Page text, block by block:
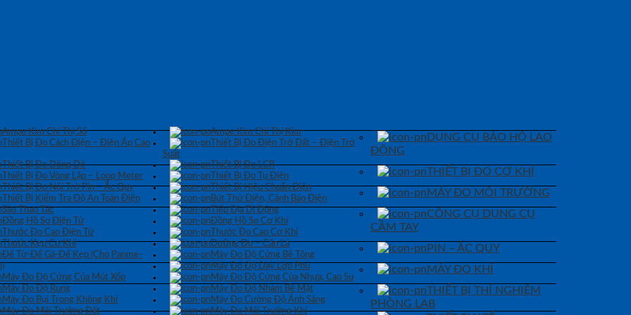
Ampe Kìm Chỉ Thị Số
Ampe Kìm Chỉ Thị Kim
Thiết Bị Đo Cách Điện – Điện Áp Cao
Thiết Bị Đo Điện Trở Đất – Điện Trở
Suất
Thiết Bị Đo Dòng Dò
Thiết Bị Đo LCR
Thiết Bị Đo Vòng Lặp – Loop Meter
Thiết Bị Đo Tụ Điện
Thiết Bị Đo Nội Trở Pin – Ắc Quy
Thiết Bị Hiệu Chuẩn Điện
Thiết Bị Kiểm Tra Độ An Toàn Điện
DỤNG CỤ BẢO HỘ LAO
ĐỘNG
Bút Thử Điện, Cảnh Báo Điện
Sào Thao Tác
Tiếp Địa Di Động
THIẾT BỊ ĐO CƠ KHÍ
Đồng Hồ So Điện Tử
Đồng Hồ So Cơ Khí
Thước Đo Cao Điện Tử
Thước Đo Cao Cơ Khí
Thước Kẹp Cơ Khí
Dưỡng Đo – Căn Lá
Đế Từ-Đế Gá-Đế Kẹp (Cho Panme-
Máy Đo Độ Cứng Bê Tông
Máy Đo Độ Dày Lớp Phủ
Máy Đo Độ Cứng Của Mút Xốp
Máy Đo Độ Cứng Của Nhựa, Cao Su
Máy Đo Độ Rung Máy Đo Độ Nhám Bề Mặt
MÁY ĐO MÔI TRƯỜNG
Máy Đo Bụi Trong Không Khí
Máy Đo Cường Độ Ánh Sáng
Máy Đo Môi Trường Đất
Máy Đo Môi Trường Khí
CÔNG CỤ DỤNG CỤ
CẦM TAY
PIN – ẮC QUY
MÁY ĐO KHÍ
THIẾT BỊ THÍ NGHIỆM
PHÒNG LAB